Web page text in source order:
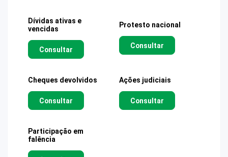
Dívidas ativas e
vencidas
Consultar
Protesto nacional
Consultar
Cheques devolvidos
Consultar
Ações judiciais
Consultar
Participação em
falência